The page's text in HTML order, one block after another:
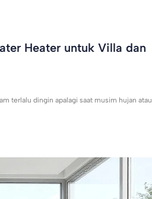
Heater untuk Villa dan
terlalu dingin apalagi saat musim hujan atau